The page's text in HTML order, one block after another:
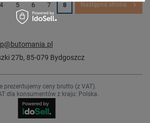
4 5 6 7 8 Następna strona
27b, 85-079 Bydgoszcz
prezentujemy ceny brutto (z VAT).
dla konsumentów z kraju: Polska.